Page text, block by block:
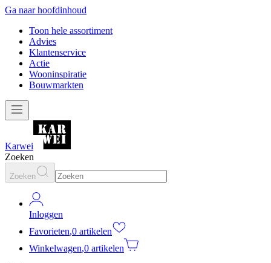
Ga naar hoofdinhoud
Toon hele assortiment
Advies
Klantenservice
Actie
Wooninspiratie
Bouwmarkten
Karwei
Zoeken
Zoeken
Inloggen
Favorieten,0 artikelen
Winkelwagen,0 artikelen